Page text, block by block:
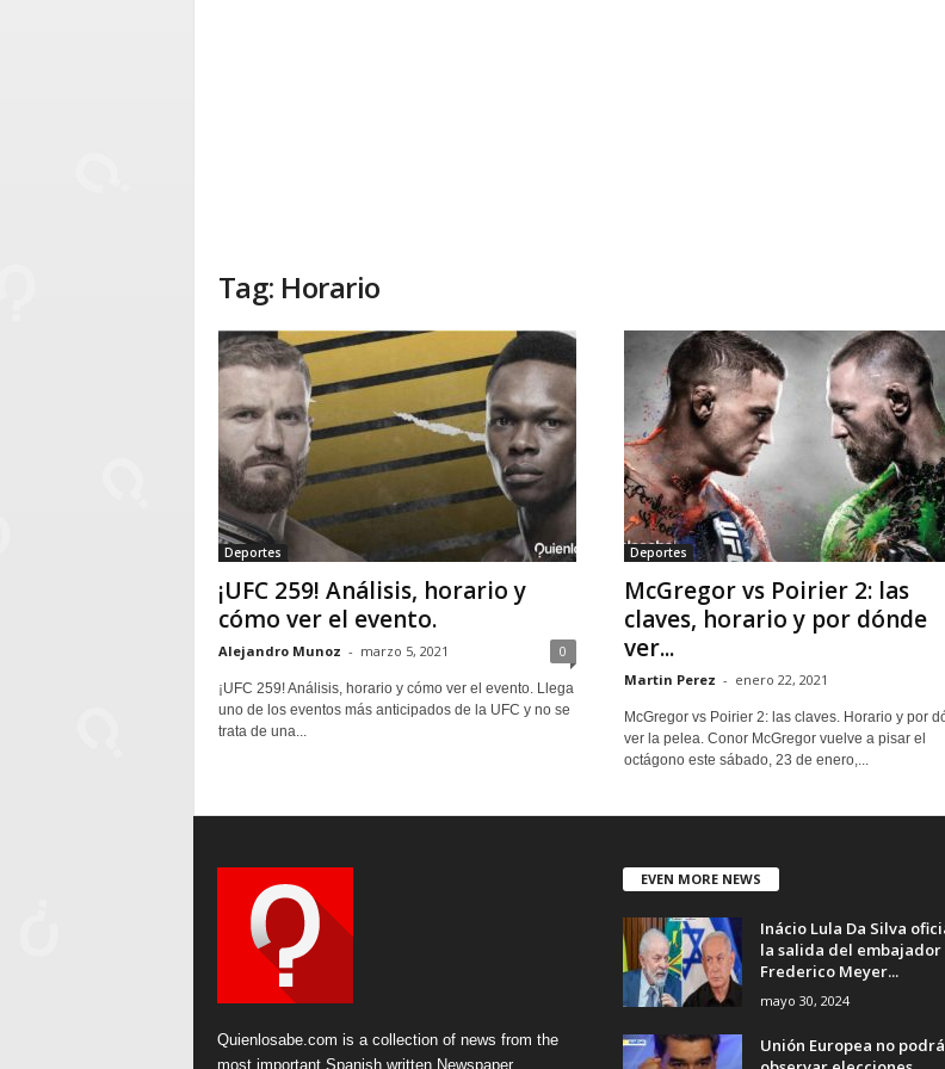
Tag: Horario
Deportes
¡UFC 259! Análisis, horario y
cómo ver el evento.
Alejandro Munoz - marzo 5, 2021 0
¡UFC 259! Análisis, horario y cómo ver el evento. Llega
uno de los eventos más anticipados de la UFC y no se
trata de una...
Deportes
McGregor vs Poirier 2: las
claves, horario y por dónde
ver...
Martin Perez - enero 22, 2021
McGregor vs Poirier 2: las claves. Horario y por
ver la pelea. Conor McGregor vuelve a pisar el
octágono este sábado, 23 de enero,...
Quienlosabe.com is a collection of news from the
most important Spanish written Newspaper.
EVEN MORE NEWS
Inácio Lula Da Silva
la salida del embajador
Frederico Meyer...
mayo 30, 2024
Unión Europea no podrá